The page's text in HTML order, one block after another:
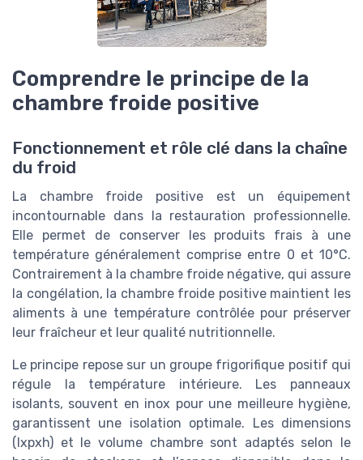
Comprendre le principe de la
chambre froide positive
Fonctionnement et rôle clé dans la chaîne
du froid
La chambre froide positive est un équipement
incontournable dans la restauration professionnelle.
Elle permet de conserver les produits frais à une
température généralement comprise entre 0 et 10°C.
Contrairement à la chambre froide négative, qui assure
la congélation, la chambre froide positive maintient les
aliments à une température contrôlée pour préserver
leur fraîcheur et leur qualité nutritionnelle.
Le principe repose sur un groupe frigorifique positif qui
régule la température intérieure. Les panneaux
isolants, souvent en inox pour une meilleure hygiène,
garantissent une isolation optimale. Les dimensions
(lxpxh) et le volume chambre sont adaptés selon le